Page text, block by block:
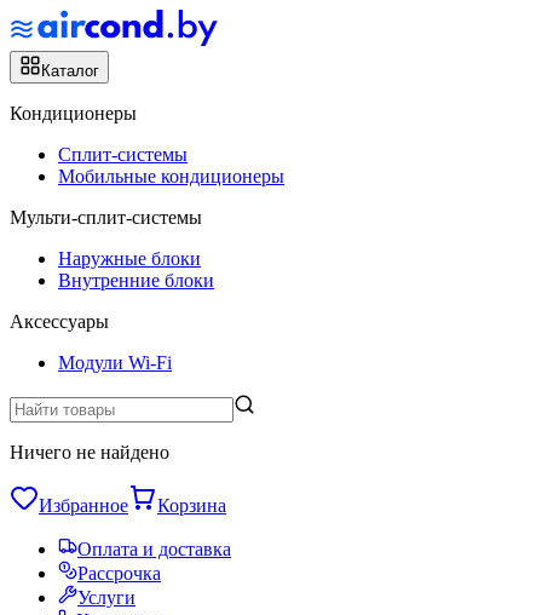
Каталог
Кондиционеры
Сплит-системы
Мобильные кондиционеры
Мульти-сплит-системы
Наружные блоки
Внутренние блоки
Аксессуары
Модули Wi-Fi
Ничего не найдено
Избранное Корзина
Оплата и доставка
Рассрочка
Услуги